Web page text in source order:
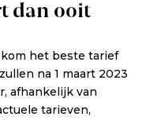
dan ooit
het beste tarief
na 1 maart 2023
afhankelijk van
tarieven,